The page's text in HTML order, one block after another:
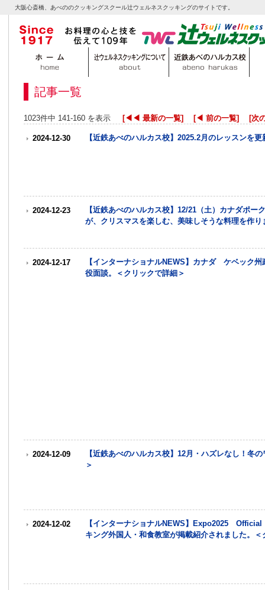
大阪心斎橋、あべののクッキングスクール辻ウェルネスクッキングのサイトです。
記事一覧
1023件中 141-160 を表示 [◀◀ 最新の一覧] [◀ 前の一覧] [次
2024-12-30 【近鉄あべのハルカス校】2025.2月のレッスンを
2024-12-23
【近鉄あべのハルカス校】12/21（土）カナダポ
が、クリスマスを楽しむ、美味しそうな料理を作
2024-12-17
【インターナショナルNEWS】カナダ ケベック
役面談。＜クリックで詳細＞
2024-12-09
【近鉄あべのハルカス校】12月・ハズレなし！冬
＞
2024-12-02
【インターナショナルNEWS】Expo2025
キング外国人・和食教室が掲載紹介されました。＜